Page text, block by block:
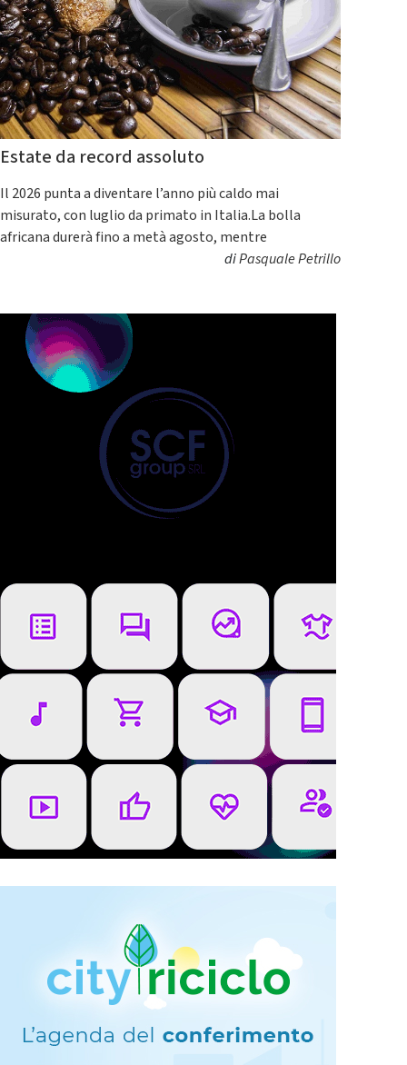
Estate da record assoluto
Il 2026 punta a diventare l’anno più caldo mai
misurato, con luglio da primato in Italia.La bolla
africana durerà fino a metà agosto, mentre
diPasquale Petrillo